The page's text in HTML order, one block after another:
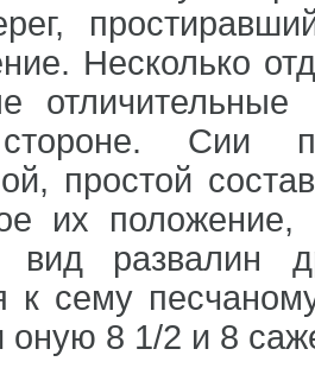
Несколько
стороне.
простой
их
вид развалин
к сему
оную 8 1/2 и 8